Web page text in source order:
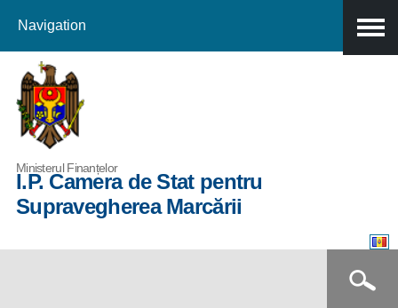
Navigation
Ministerul Finanțelor
I.P. Camera de Stat pentru
Supravegherea Marcării